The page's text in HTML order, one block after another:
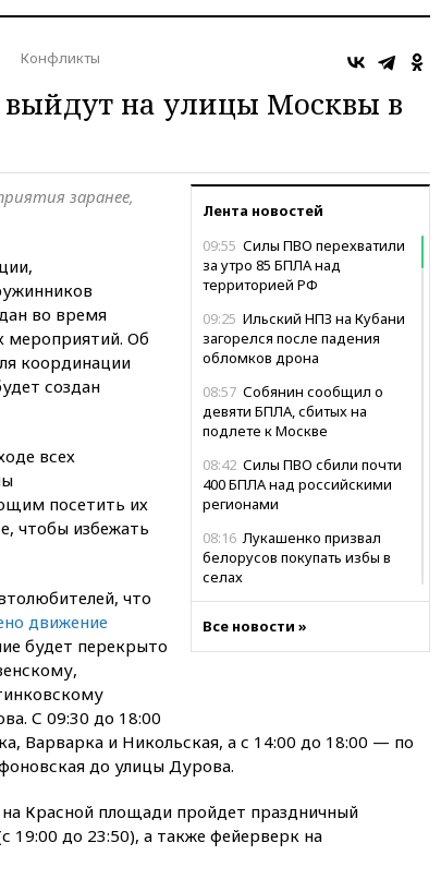
Конфликты
на улицы Москвы в
Лента новостей
09:55 Силы ПВО перехватили
за утро 85 БПЛА над
территорией РФ
09:25 Ильский НПЗ на Кубани
загорелся после падения
обломков дрона
08:57 Собянин сообщил о
девяти БПЛА, сбитых на
подлете к Москве
08:42 Силы ПВО сбили почти
400 БПЛА над российскими
регионами
08:16 Лукашенко призвал
белорусов покупать избы в
селах
крупнейшим поставщиком
авиатоплива в Европу
05:30
ВМС Испании усилили
присутствие в Сеуте на фоне
03:30В Минстрое сравнили
качество жилья в Нью-Йорке и
Все новости »
заранее,
во время
мероприятий. Об
координации
создан
всех
посетить их
чтобы избежать
что
движение
будет перекрыто
С 09:30 до 18:00
Варварка и Никольская, а с 14:00 до 18:00 — по
до улицы Дурова.
Красной площади пройдет праздничный
до 23:50), а также фейерверк на